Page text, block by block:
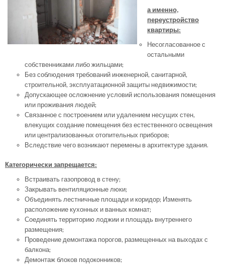
а именно,
переустройство
квартиры:
Несогласованное с
остальными
собственниками либо жильцами;
Без соблюдения требований инженерной, санитарной,
строительной, эксплуатационной защиты недвижимости;
Допускающее осложнение условий использования помещения
или проживания людей;
Связанное с построением или удалением несущих стен,
влекущих создание помещения без естественного освещения
или централизованных отопительных приборов;
Вследствие чего возникают перемены в архитектуре здания.
Категорически запрещается:
Встраивать газопровод в стену;
Закрывать вентиляционные люки;
Объединять лестничные площади и коридор; Изменять
расположение кухонных и ванных комнат;
Соединять территорию лоджии и площадь внутреннего
размещения;
Проведение демонтажа порогов, размещенных на выходах с
балкона;
Демонтаж блоков подоконников;